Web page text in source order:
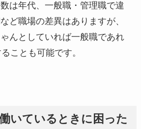
は年代、一般職・管理職で違
ど職場の差異はありますが、
んとしていれば一般職であれ
ことも可能です。
いているときに困った